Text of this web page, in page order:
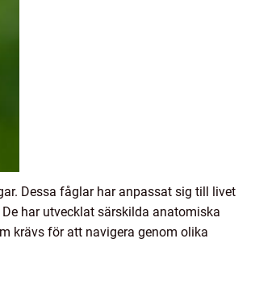
Dessa fåglar har anpassat sig till livet
har utvecklat särskilda anatomiska
krävs för att navigera genom olika